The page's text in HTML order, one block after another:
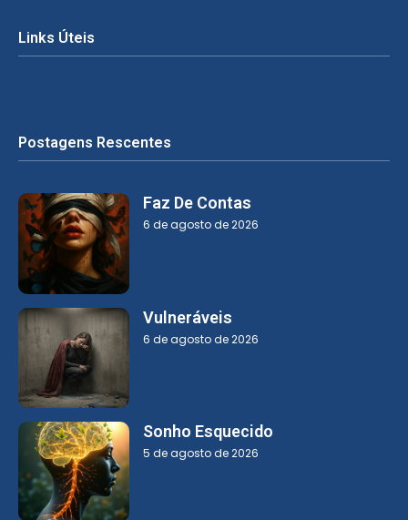
Links Úteis
Postagens Rescentes
Faz De Contas
6 de agosto de 2026
Vulneráveis
6 de agosto de 2026
Sonho Esquecido
5 de agosto de 2026